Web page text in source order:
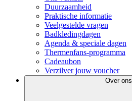
Duurzaamheid
Praktische informatie
Veelgestelde vragen
Badkledingdagen
Agenda & speciale dagen
Thermenfans-programma
Cadeaubon
Verzilver jouw voucher
Over ons